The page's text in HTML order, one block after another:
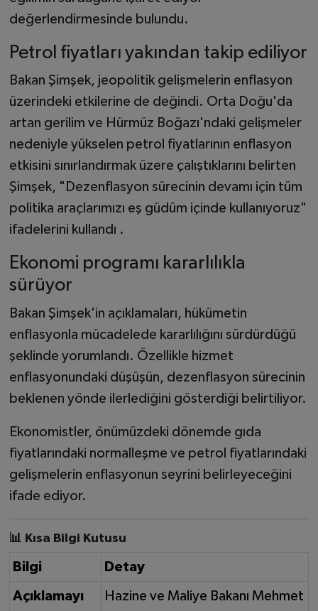
değerlendirmesinde bulundu.
Petrol fiyatları yakından takip ediliyor
Bakan Şimşek, jeopolitik gelişmelerin enflasyon
üzerindeki etkilerine de değindi. Orta Doğu'da
artan gerilim ve Hürmüz Boğazı'ndaki gelişmeler
nedeniyle yükselen petrol fiyatlarının enflasyon
etkisini sınırlandırmak üzere çalıştıklarını belirten
Şimşek, "Dezenflasyon sürecinin devamı için tüm
politika araçlarımızı eş güdüm içinde kullanıyoruz"
ifadelerini kullandı .
Ekonomi programı kararlılıkla
sürüyor
Bakan Şimşek'in açıklamaları, hükümetin
enflasyonla mücadelede kararlılığını sürdürdüğü
şeklinde yorumlandı. Özellikle hizmet
enflasyonundaki düşüşün, dezenflasyon sürecinin
beklenen yönde ilerlediğini gösterdiği belirtiliyor.
Ekonomistler, önümüzdeki dönemde gıda
fiyatlarındaki normalleşme ve petrol fiyatlarındaki
gelişmelerin enflasyonun seyrini belirleyeceğini
ifade ediyor.
📊 Kısa Bilgi Kutusu
Bilgi Detay
Açıklamayı
Hazine ve Maliye Bakanı Mehmet